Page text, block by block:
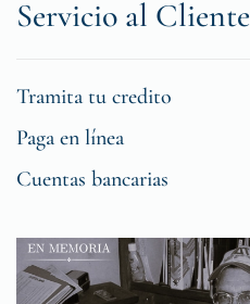
Servicio al Cliente
Tramita tu credito
Paga en línea
Cuentas bancarias